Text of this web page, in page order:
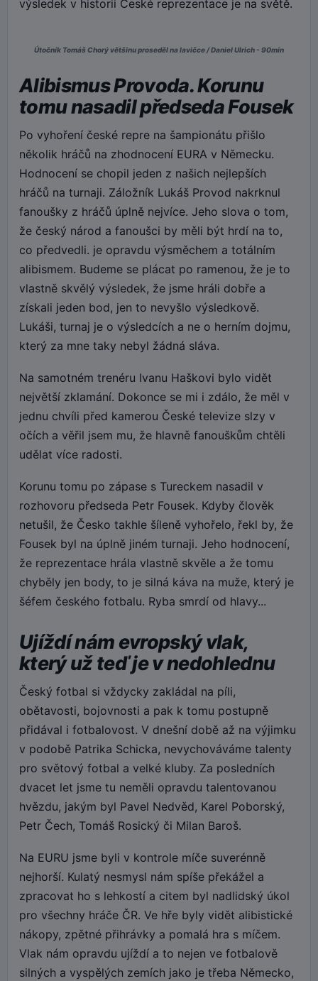
výsledek v historii České reprezentace je na světě.
Útočník Tomáš Chorý většinu proseděl na lavičce / Daniel Ulrich - 90min
Alibismus Provoda. Korunu
tomu nasadil předseda Fousek
Po vyhoření české repre na šampionátu přišlo
několik hráčů na zhodnocení EURA v Německu.
Hodnocení se chopil jeden z našich nejlepších
hráčů na turnaji. Záložník Lukáš Provod nakrknul
fanoušky z hráčů úplně nejvíce. Jeho slova o tom,
že český národ a fanoušci by měli být hrdí na to,
co předvedli. je opravdu výsměchem a totálním
alibismem. Budeme se plácat po ramenou, že je to
vlastně skvělý výsledek, že jsme hráli dobře a
získali jeden bod, jen to nevyšlo výsledkově.
Lukáši, turnaj je o výsledcích a ne o herním dojmu,
který za mne taky nebyl žádná sláva.
Na samotném trenéru Ivanu Haškovi bylo vidět
největší zklamání. Dokonce se mi i zdálo, že měl v
jednu chvíli před kamerou České televize slzy v
očích a věřil jsem mu, že hlavně fanouškům chtěli
udělat více radosti.
Korunu tomu po zápase s Tureckem nasadil v
rozhovoru předseda Petr Fousek. Kdyby člověk
netušil, že Česko takhle šíleně vyhořelo, řekl by, že
Fousek byl na úplně jiném turnaji. Jeho hodnocení,
že reprezentace hrála vlastně skvěle a že tomu
chyběly jen body, to je silná káva na muže, který je
šéfem českého fotbalu. Ryba smrdí od hlavy...
Ujíždí nám evropský vlak,
který už teď je v nedohlednu
Český fotbal si vždycky zakládal na píli,
obětavosti, bojovnosti a pak k tomu postupně
přidával i fotbalovost. V dnešní době až na výjimku
v podobě Patrika Schicka, nevychováváme talenty
pro světový fotbal a velké kluby. Za posledních
dvacet let jsme tu neměli opravdu talentovanou
hvězdu, jakým byl Pavel Nedvěd, Karel Poborský,
Petr Čech, Tomáš Rosický či Milan Baroš.
Na EURU jsme byli v kontrole míče suverénně
nejhorší. Kulatý nesmysl nám spíše překážel a
zpracovat ho s lehkostí a citem byl nadlidský úkol
pro všechny hráče ČR. Ve hře byly vidět alibistické
nákopy, zpětné přihrávky a pomalá hra s míčem.
Vlak nám opravdu ujíždí a to nejen ve fotbalově
silných a vyspělých zemích jako je třeba Německo,